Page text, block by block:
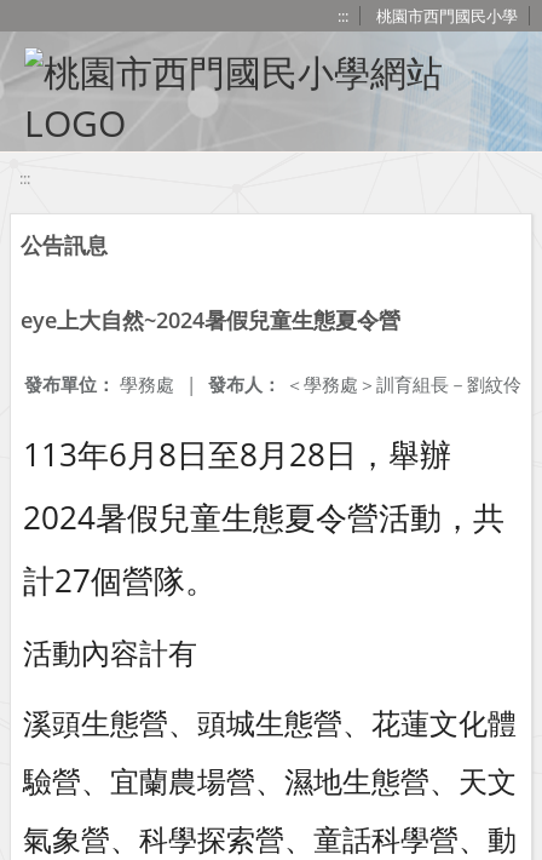
::: 桃園市西門國民小學
:::
公告訊息
eye上大自然~2024暑假兒童生態夏令營
發布人： ＜學務處＞訓育組長－劉紋伶
發布單位： 學務處 |
113年6月8日至8月28日，舉辦
2024暑假兒童生態夏令營活動，共
計27個營隊。
活動內容計有
溪頭生態營、頭城生態營、花蓮文化體
驗營、宜蘭農場營、濕地生態營、天文
氣象營、科學探索營、童話科學營、動